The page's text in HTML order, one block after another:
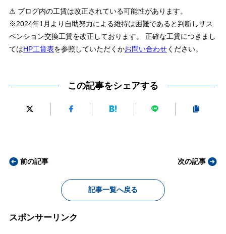
⚠ ブログ内の工賃は改正されている可能性があります。
※2024年1月より自助努力による維持は困難であると判断しサス
ペンション交換工賃を改正しております。 正確な工賃につきまし
てはHP工賃表を参照していただくかお問い合わせください。
この記事をシェアする
前の記事
記事一覧へ戻る
次の記事
スポンサーリンク